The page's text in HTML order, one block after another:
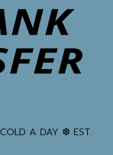
A DAY ❆ EST.